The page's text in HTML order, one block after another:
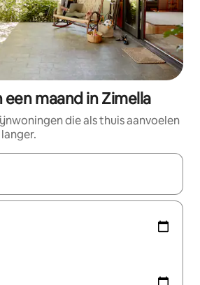
maand in Zimella
die als thuis aanvoelen
beschikbaar zijn, maak je een keuze